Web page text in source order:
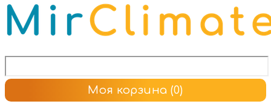
Моя корзина (0)